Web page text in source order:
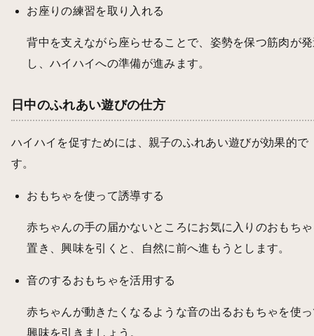
お座りの練習を取り入れる
背中を支えながら座らせることで、姿勢を保つ筋肉が
し、ハイハイへの準備が進みます。
日中のふれあい遊びの仕方
ハイハイを促すためには、親子のふれあい遊びが効果的で
す。
おもちゃを使って誘導する
赤ちゃんの手の届かないところにお気に入りのおもち
置き、興味を引くと、自然に前へ進もうとします。
音のするおもちゃを活用する
赤ちゃんが動きたくなるような音の出るおもちゃを使
興味を引きましょう。